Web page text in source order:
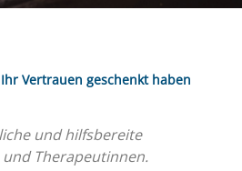
Vertrauen geschenkt haben
und hilfsbereite
Therapeutinnen.